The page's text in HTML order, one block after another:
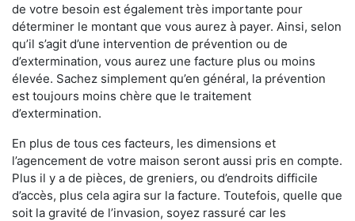
de votre besoin est également très importante pour
déterminer le montant que vous aurez à payer. Ainsi, selon
qu’il s’agit d’une intervention de prévention ou de
d’extermination, vous aurez une facture plus ou moins
élevée. Sachez simplement qu’en général, la prévention
est toujours moins chère que le traitement
d’extermination.
En plus de tous ces facteurs, les dimensions et
l’agencement de votre maison seront aussi pris en compte.
Plus il y a de pièces, de greniers, ou d’endroits difficile
d’accès, plus cela agira sur la facture. Toutefois, quelle que
soit la gravité de l’invasion, soyez rassuré car les